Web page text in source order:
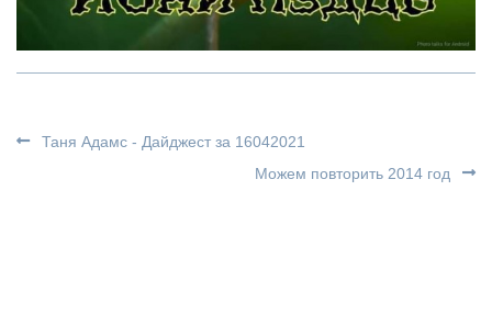
Таня Адамс - Дайджест за 16042021
Можем повторить 2014 год